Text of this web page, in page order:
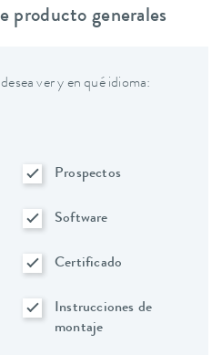
producto generales
ver y en qué idioma:
Prospectos
Software
Certificado
Instrucciones de
montaje